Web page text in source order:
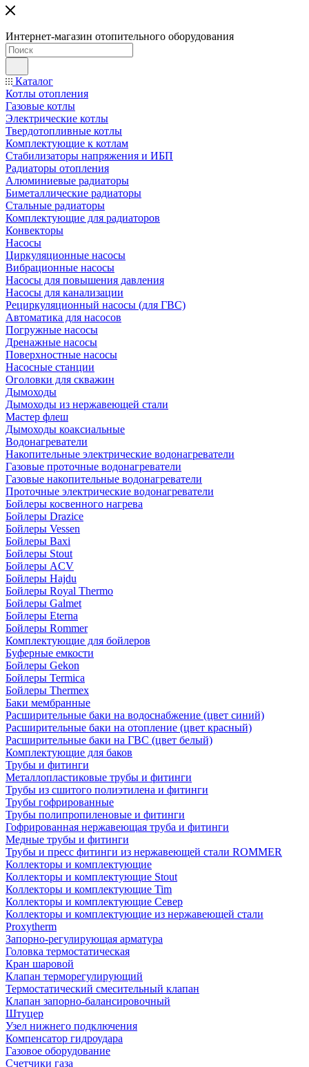
Интернет-магазин отопительного оборудования
Каталог
Котлы отопления
Газовые котлы
Электрические котлы
Твердотопливные котлы
Комплектующие к котлам
Стабилизаторы напряжения и ИБП
Радиаторы отопления
Алюминиевые радиаторы
Биметаллические радиаторы
Стальные радиаторы
Комплектующие для радиаторов
Конвекторы
Насосы
Циркуляционные насосы
Вибрационные насосы
Насосы для повышения давления
Насосы для канализации
Рециркуляционный насосы (для ГВС)
Автоматика для насосов
Погружные насосы
Дренажные насосы
Поверхностные насосы
Насосные станции
Оголовки для скважин
Дымоходы
Дымоходы из нержавеющей стали
Мастер флеш
Дымоходы коаксиальные
Водонагреватели
Накопительные электрические водонагреватели
Газовые проточные водонагреватели
Газовые накопительные водонагреватели
Проточные электрические водонагреватели
Бойлеры косвенного нагрева
Бойлеры Drazice
Бойлеры Vessen
Бойлеры Baxi
Бойлеры Stout
Бойлеры ACV
Бойлеры Hajdu
Бойлеры Royal Thermo
Бойлеры Galmet
Бойлеры Eterna
Бойлеры Rommer
Комплектующие для бойлеров
Буферные емкости
Бойлеры Gekon
Бойлеры Termica
Бойлеры Thermex
Баки мембранные
Расширительные баки на водоснабжение (цвет синий)
Расширительные баки на отопление (цвет красный)
Расширительные баки на ГВС (цвет белый)
Комплектующие для баков
Трубы и фитинги
Металлопластиковые трубы и фитинги
Трубы из сшитого полиэтилена и фитинги
Трубы гофрированные
Трубы полипропиленовые и фитинги
Гофрированная нержавеющая труба и фитинги
Медные трубы и фитинги
Трубы и пресс фитинги из нержавеющей стали ROMMER
Коллекторы и комплектующие
Коллекторы и комплектующие Stout
Коллекторы и комплектующие Tim
Коллекторы и комплектующие Север
Коллекторы и комплектующие из нержавеющей стали
Proxytherm
Запорно-регулирующая арматура
Головка термостатическая
Кран шаровой
Клапан терморегулирующий
Термостатический смесительный клапан
Клапан запорно-балансировочный
Штуцер
Узел нижнего подключения
Компенсатор гидроудара
Газовое оборудование
Счетчики газа